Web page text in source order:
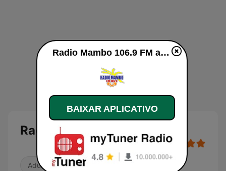
Radio Mambo 106.9 FM
Adulto-Contemporânea
Radio Mambo 106.9 FM ao vivo
BAIXAR APLICATIVO